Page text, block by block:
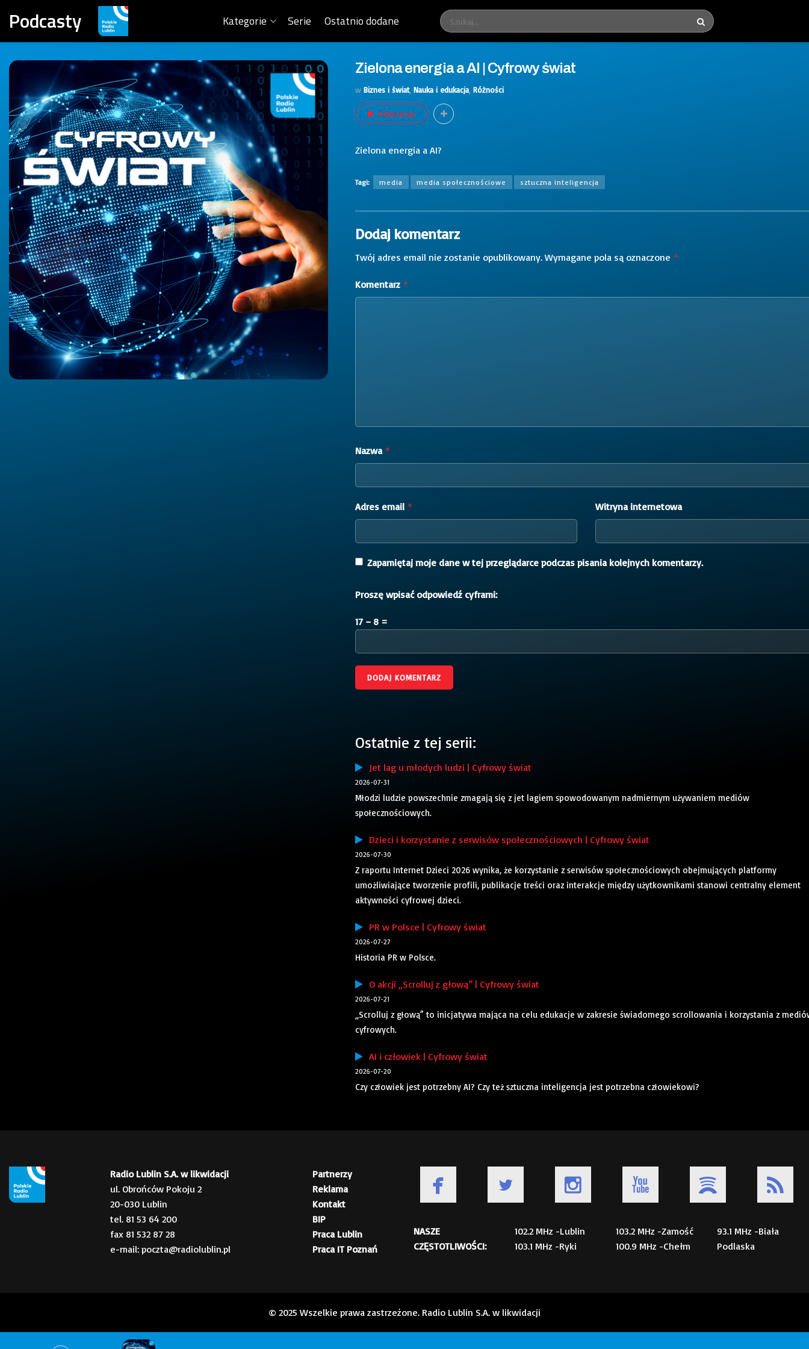
Podcasty Kategorie Serie Ostatnio dodane
Zielona energia a AI | Cyfrowy świat
w Biznes i świat, Nauka i edukacja Różności
Odtwarzaj
Zielona energia a AI?
Tagi: media media społecznościowe sztuczna inteligencja
Dodaj komentarz
Twój adres email nie zostanie opublikowany. Wymagane pola są oznaczone *
Komentarz *
Nazwa *
Adres email * Witryna internetowa
Zapamiętaj moje dane w tej przeglądarce podczas pisania kolejnych komentarzy.
Proszę wpisać odpowiedź cyframi:
17 − 8 =
Ostatnie z tej serii:
Jet lag u młodych ludzi | Cyfrowy świat
2026-07-31
Młodzi ludzie powszechnie zmagają się z jet lagiem spowodowanym nadmiernym używaniem mediów
społecznościowych.
Dzieci i korzystanie z serwisów społecznościowych | Cyfrowy świat
2026-07-30
Z raportu Internet Dzieci 2026 wynika, że korzystanie z serwisów społecznościowych obejmujących platformy
umożliwiające tworzenie profili, publikacje treści oraz interakcje między użytkownikami stanowi centralny element
aktywności cyfrowej dzieci.
PR w Polsce | Cyfrowy świat
2026-07-27
Historia PR w Polsce.
O akcji „Scrolluj z głową” | Cyfrowy świat
2026-07-21
„Scrolluj z głową” to inicjatywa mająca na celu edukacje w zakresie świadomego scrollowania i korzystania z
cyfrowych.
AI i człowiek | Cyfrowy świat
2026-07-20
Czy człowiek jest potrzebny AI? Czy też sztuczna inteligencja jest potrzebna człowiekowi?
Radio Lublin S.A. w likwidacji
ul. Obrońców Pokoju 2
20-030 Lublin
tel. 81 53 64 200
fax 81 532 87 28
e-mail: poczta@radiolublin.pl
Partnerzy
Reklama
Kontakt
BIP
Praca Lublin
Praca IT Poznań
NASZE
CZĘSTOTLIWOŚCI:
102.2 MHz -Lublin
103.1 MHz -Ryki
103.2 MHz -Zamość
100.9 MHz -Chełm
93.1 MHz -Biała
Podlaska
© 2025 Wszelkie prawa zastrzeżone. Radio Lublin S.A. w likwidacji